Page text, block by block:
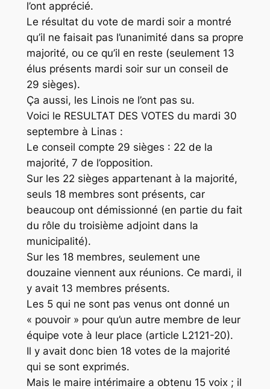
l’ont apprécié.
Le résultat du vote de mardi soir a montré
qu’il ne faisait pas l’unanimité dans sa propre
majorité, ou ce qu’il en reste (seulement 13
élus présents mardi soir sur un conseil de
29 sièges).
Ça aussi, les Linois ne l’ont pas su.
Voici le RESULTAT DES VOTES du mardi 30
septembre à Linas :
Le conseil compte 29 sièges : 22 de la
majorité, 7 de l’opposition.
Sur les 22 sièges appartenant à la majorité,
seuls 18 membres sont présents, car
beaucoup ont démissionné (en partie du fait
du rôle du troisième adjoint dans la
municipalité).
Sur les 18 membres, seulement une
douzaine viennent aux réunions. Ce mardi, il
y avait 13 membres présents.
Les 5 qui ne sont pas venus ont donné un
« pouvoir » pour qu’un autre membre de leur
équipe vote à leur place (article L2121-20).
Il y avait donc bien 18 votes de la majorité
qui se sont exprimés.
Mais le maire intérimaire a obtenu 15 voix ; il